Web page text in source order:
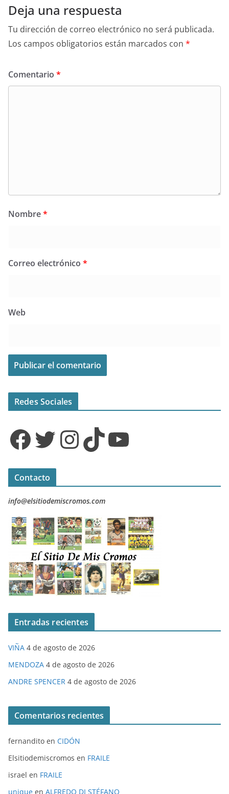
Deja una respuesta
Tu dirección de correo electrónico no será publicada.
Los campos obligatorios están marcados con *
Comentario *
Nombre*
Correo electrónico *
Web
Redes Sociales
Facebook Twitter InstagramTikTok YouTube
Contacto
info@elsitiodemiscromos.com
Entradas recientes
VIÑA 4 de agosto de 2026
MENDOZA 4 de agosto de 2026
ANDRE SPENCER 4 de agosto de 2026
Comentarios recientes
fernandito en CIDÓN
Elsitiodemiscromos en FRAILE
israel en FRAILE
unique en ALFREDO DI STÉFANO